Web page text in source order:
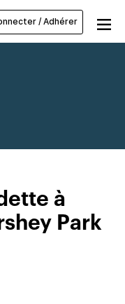
/ Adhérer
à
Park